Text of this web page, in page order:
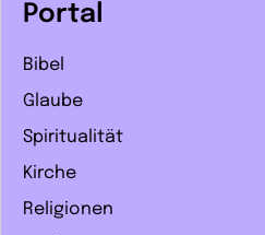
Portal
Bibel
Glaube
Spiritualität
Kirche
Religionen